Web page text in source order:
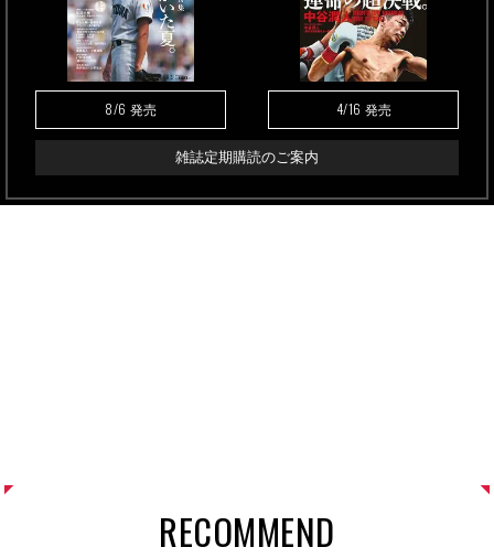
8/6 発売 4/16 発売
雑誌定期購読のご案内
RECOMMEND